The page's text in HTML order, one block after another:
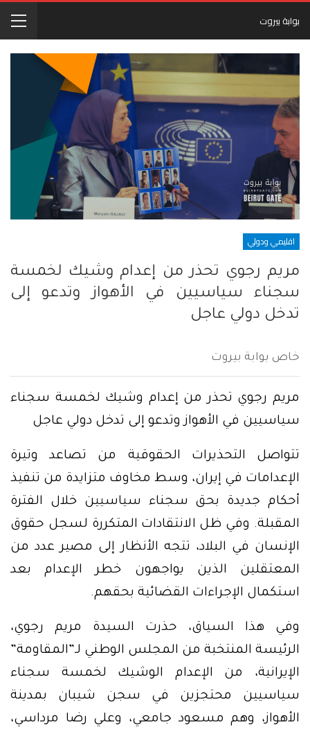
بوابة بيروت
اقليمي ودولي
مريم رجوي تحذر من إعدام وشيك لخمسة
سجناء سياسيين في الأهواز وتدعو إلى
تدخل دولي عاجل
خاص بوابة بيروت
مريم رجوي تحذر من إعدام وشيك لخمسة سجناء
سياسيين في الأهواز وتدعو إلى تدخل دولي عاجل
تتواصل التحذيرات الحقوقية من تصاعد وتيرة
الإعدامات في إيران، وسط مخاوف متزايدة من تنفيذ
أحكام جديدة بحق سجناء سياسيين خلال الفترة
المقبلة. وفي ظل الانتقادات المتكررة لسجل حقوق
الإنسان في البلاد، تتجه الأنظار إلى مصير عدد من
المعتقلين الذين يواجهون خطر الإعدام بعد
استكمال الإجراءات القضائية بحقهم.
وفي هذا السياق، حذرت السيدة مريم رجوي،
الرئيسة المنتخبة من المجلس الوطني لـ”المقاومة”
الإيرانية، من الإعدام الوشيك لخمسة سجناء
سياسيين محتجزين في سجن شيبان بمدينة
الأهواز، وهم مسعود جامعي، وعلي رضا مرداسي،